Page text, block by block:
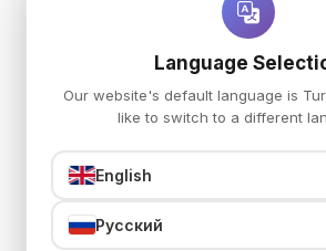
manikür tamamlanmış olmalıdır. Jel
yatağına en dip kısımlara kadar
tırnak etlerinin (kütikül) tamamen
emin olun. Ürünün tırnak eti ve
temas etmemesi, soyulma (lifting)
2. Base Kat Öncesi Hazırlık
Language
Our website's default language is
like to switch to a different
English
Русский